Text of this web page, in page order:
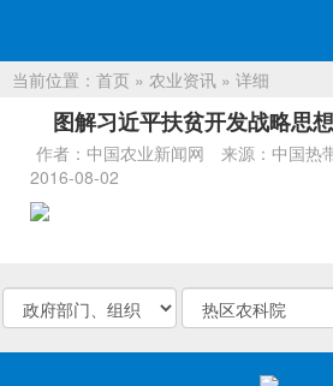
当前位置： 首页 » 农业资讯 » 详细
图解习近平扶贫开发战略思
作者：中国农业新闻网 来源：中国热
2016-08-02